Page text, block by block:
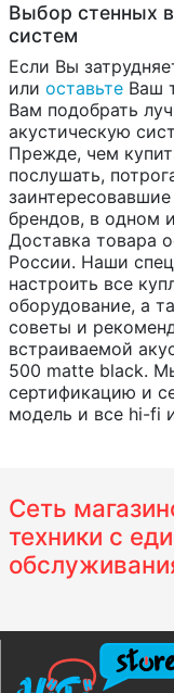
Выбор стенных
систем
Если Вы
или оставьте Ваш
Вам подобрать
акустическую
Прежде, чем
послушать,
брендов, в одном
Доставка товара
России. Наши
настроить все
оборудование, а
советы и
встраиваемой
500 matte black.
сертификацию и
модель и все hi-fi
Сеть
техники с